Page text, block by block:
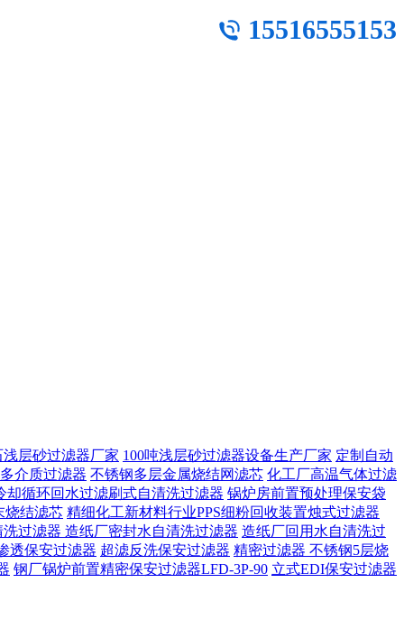
15516555153
层砂过滤器厂家 100吨浅层砂过滤器设备生产厂家 定制自动
介质过滤器 不锈钢多层金属烧结网滤芯 化工厂高温气体过滤
却循环回水过滤刷式自清洗过滤器 锅炉房前置预处理保安袋
烧结滤芯 精细化工新材料行业PPS细粉回收装置烛式过滤器
过滤器 造纸厂密封水自清洗过滤器 造纸厂回用水自清洗过
透保安过滤器 超滤反洗保安过滤器 精密过滤器 不锈钢5层烧
钢厂锅炉前置精密保安过滤器LFD-3P-90 立式EDI保安过滤器